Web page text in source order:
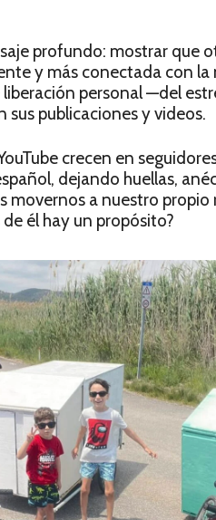
profundo: mostrar que
y más conectada con
personal —del
publicaciones y videos.
crecen en
dejando huellas,
movernos a nuestro
él hay un propósito?